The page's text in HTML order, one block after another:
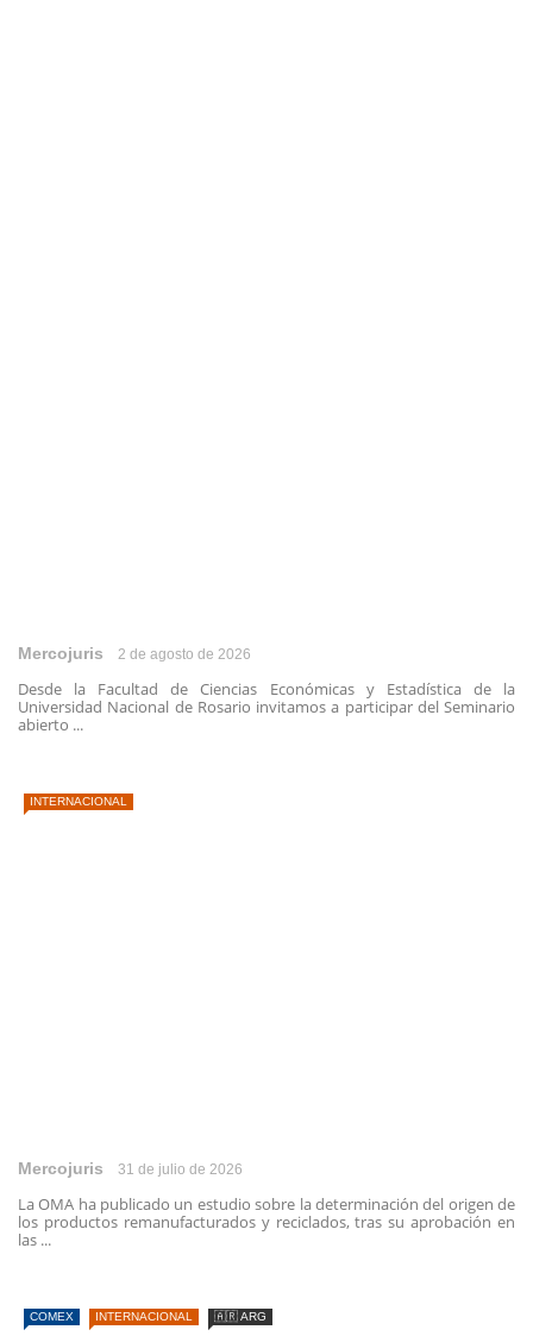
Mercojuris 2 de agosto de 2026
Desde la Facultad de Ciencias Económicas y Estadística de la
Universidad Nacional de Rosario invitamos a participar del Seminario
abierto ...
INTERNACIONAL
Mercojuris 31 de julio de 2026
La OMA ha publicado un estudio sobre la determinación del origen de
los productos remanufacturados y reciclados, tras su aprobación en
las ...
COMEX INTERNACIONAL 🇦🇷 ARG